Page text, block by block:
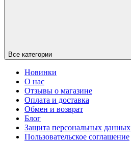
Все категории
Новинки
О нас
Отзывы о магазине
Оплата и доставка
Обмен и возврат
Блог
Защита персональных данных
Пользовательское соглашение